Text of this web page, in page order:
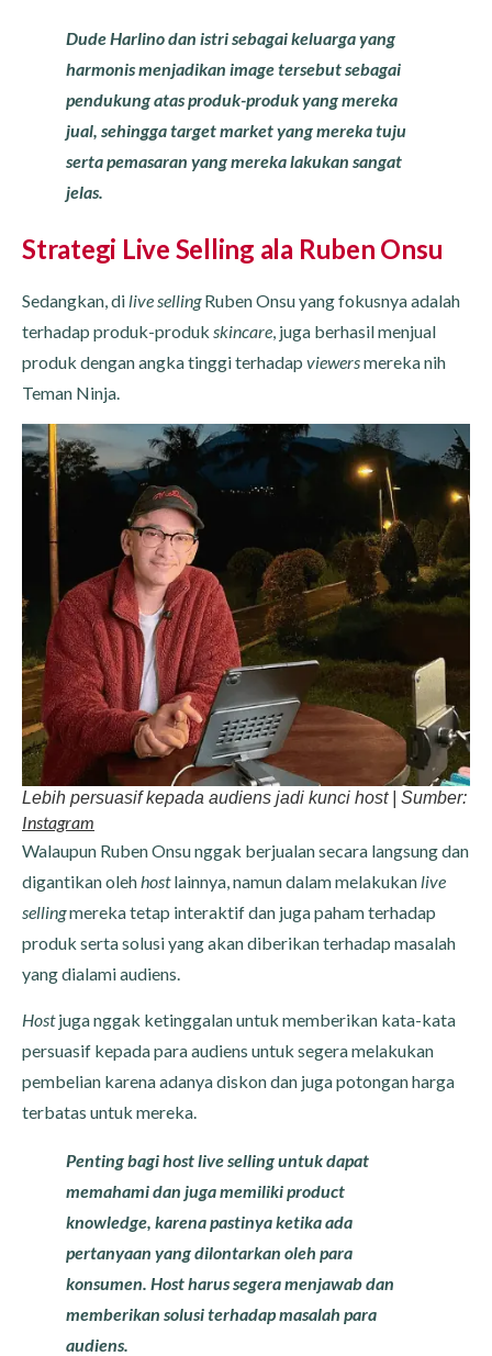
Dude Harlino dan istri sebagai keluarga yang
harmonis menjadikan image tersebut sebagai
pendukung atas produk-produk yang mereka
jual, sehingga target market yang mereka tuju
serta pemasaran yang mereka lakukan sangat
jelas.
Strategi Live Selling ala Ruben Onsu
Sedangkan, di live sellingRuben Onsu yang fokusnya adalah
terhadap produk-produk skincare , juga berhasil menjual
produk dengan angka tinggi terhadap viewersmereka nih
Teman Ninja.
Lebih persuasif kepada audiens jadi kunci host | Sumber:
Instagram
Walaupun Ruben Onsu nggak berjualan secara langsung dan
digantikan olehhostlainnya, namun dalam melakukan live
sellingmereka tetap interaktif dan juga paham terhadap
produk serta solusi yang akan diberikan terhadap masalah
yang dialami audiens.
Hostjuga nggak ketinggalan untuk memberikan kata-kata
persuasif kepada para audiens untuk segera melakukan
pembelian karena adanya diskon dan juga potongan harga
terbatas untuk mereka.
Penting bagi host live selling untuk dapat
memahami dan juga memiliki product
knowledge, karena pastinya ketika ada
pertanyaan yang dilontarkan oleh para
konsumen. Host harus segera menjawab dan
memberikan solusi terhadap masalah para
audiens.